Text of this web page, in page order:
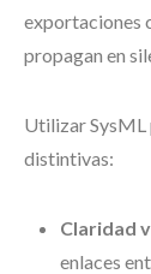
exportaciones
propagan en
Utilizar SysML
distintivas:
Claridad
enlaces